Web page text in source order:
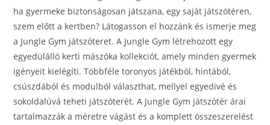
ha gyermeke biztonságosan játszana, egy saját játszótéren,
szem előtt a kertben? Látogasson el hozzánk és ismerje meg
a Jungle Gym játszóteret. A Jungle Gym létrehozott egy
egyedülálló kerti mászóka kollekciót, amely minden gyermek
igényeit kielégíti. Többféle toronyos játékból, hintából,
csúszdából és modulból választhat, mellyel egyedivé és
sokoldalúvá teheti játszóterét. A Jungle Gym játszótér árai
tartalmazzák a méretre vágást és a komplett összeszerelést